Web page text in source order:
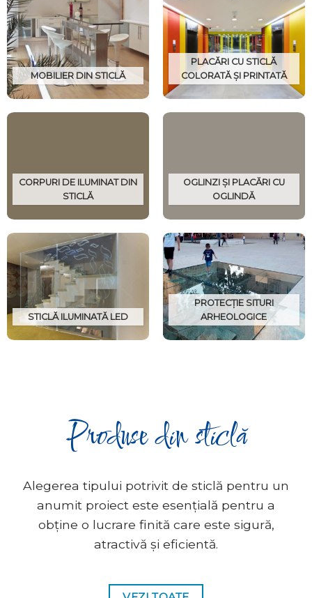
MOBILIER DIN STICLĂ
PLACĂRI CU STICLĂ
COLORATĂ ȘI PRINTATĂ
CORPURI DE ILUMINAT DIN
STICLĂ
OGLINZI ȘI PLACĂRI CU
OGLINDĂ
STICLĂ ILUMINATĂ LED
PROTECȚIE SITURI
ARHEOLOGICE
Produse din sticlă
Alegerea tipului potrivit de sticlă pentru un
anumit proiect este esențială pentru a
obține o lucrare finită care este sigură,
atractivă și eficientă.